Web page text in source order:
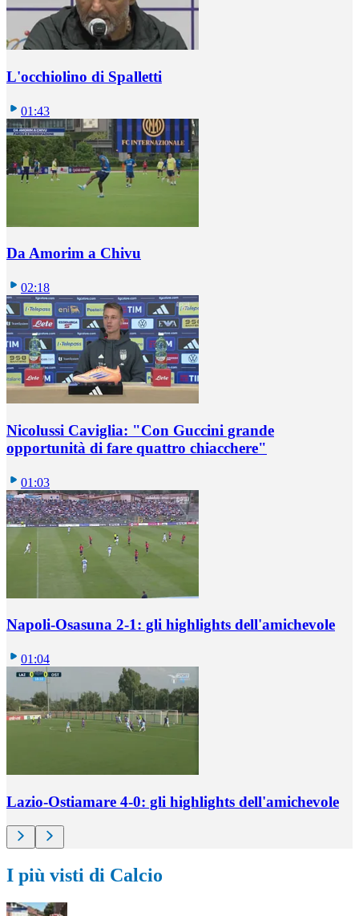
L'occhiolino di Spalletti
01:43
Da Amorim a Chivu
02:18
Nicolussi Caviglia: "Con Guccini grande
opportunità di fare quattro chiacchere"
01:03
Napoli-Osasuna 2-1: gli highlights dell'amichevole
01:04
Lazio-Ostiamare 4-0: gli highlights dell'amichevole
I più visti di Calcio